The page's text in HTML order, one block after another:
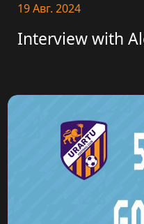
19 Авг. 2024
Interview with